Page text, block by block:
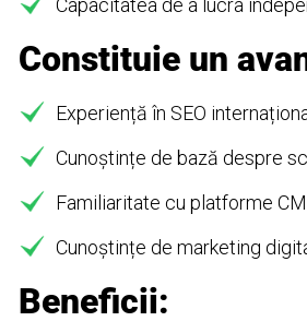
Capacitatea de a lucra
Constituie un
Experiență în SEO
Cunoștințe de bază despre
Familiaritate cu platforme
Cunoștințe de marketing
Beneficii: